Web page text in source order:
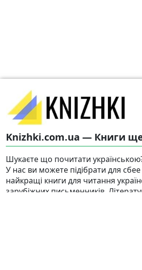
Knizhki.com.ua — Книги
Шукаєте що почитати
У нас ви можете підібрати для сбее
найкращі книги для читання
зарубіжних письменників.